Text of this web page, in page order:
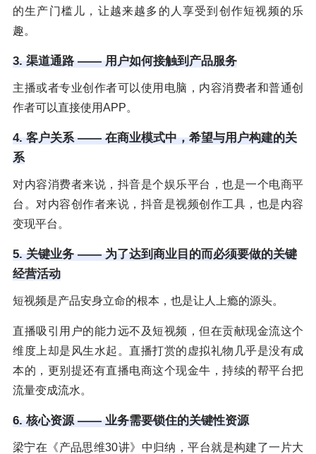
的生产门槛儿，让越来越多的人享受到创作短视频的乐
趣。
3. 渠道通路 —— 用户如何接触到产品服务
主播或者专业创作者可以使用电脑，内容消费者和普通创
作者可以直接使用APP。
4. 客户关系 —— 在商业模式中，希望与用户构建的关
系
对内容消费者来说，抖音是个娱乐平台，也是一个电商平
台。对内容创作者来说，抖音是视频创作工具，也是内容
变现平台。
5. 关键业务 —— 为了达到商业目的而必须要做的关键
经营活动
短视频是产品安身立命的根本，也是让人上瘾的源头。
直播吸引用户的能力远不及短视频，但在贡献现金流这个
维度上却是风生水起。直播打赏的虚拟礼物几乎是没有成
本的，更别提还有直播电商这个现金牛，持续的帮平台把
流量变成流水。
6. 核心资源 —— 业务需要锁住的关键性资源
梁宁在《产品思维30讲》中归纳，平台就是构建了一片大